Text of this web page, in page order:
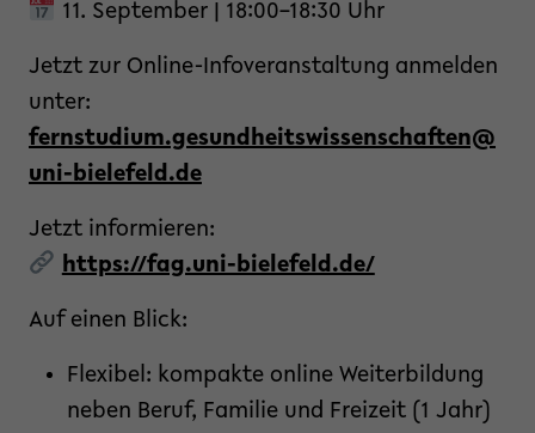
11. September | 18:00–18:30 Uhr
Jetzt zur Online-Infoveranstaltung anmelden
unter:
fernstudium.gesundheitswissenschaften@
uni-bielefeld.de
Jetzt informieren:
https://fag.uni-bielefeld.de/
Auf einen Blick:
Flexibel: kompakte online Weiterbildung
neben Beruf, Familie und Freizeit (1 Jahr)